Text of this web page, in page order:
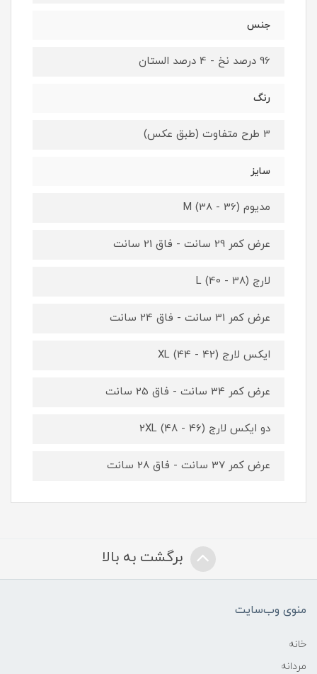
جنس
96 درصد نخ - 4 درصد الستان
رنگ
3 طرح متفاوت (طبق عکس)
سایز
مدیوم M (38 - 36)
عرض کمر 29 سانت - فاق 21 سانت
لارج L (40 - 38)
عرض کمر 31 سانت - فاق 24 سانت
ایکس لارج XL (44 - 42)
عرض کمر 34 سانت - فاق 25 سانت
دو ایکس لارج 2XL (48 - 46)
عرض کمر 37 سانت - فاق 28 سانت
برگشت به بالا
منوی وب‌سایت
خانه
مردانه